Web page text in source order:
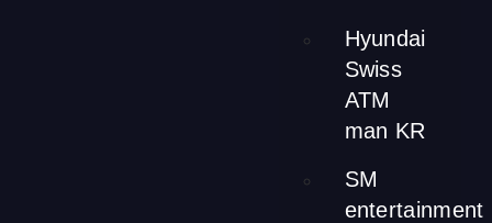
Hyundai
Swiss
ATM
man KR
SM
entertainment
ゲストの足の動きを最小限に抑えるように設計されたメイ
ンホールのテーブルは、人工多肉植物の中心装飾が施され